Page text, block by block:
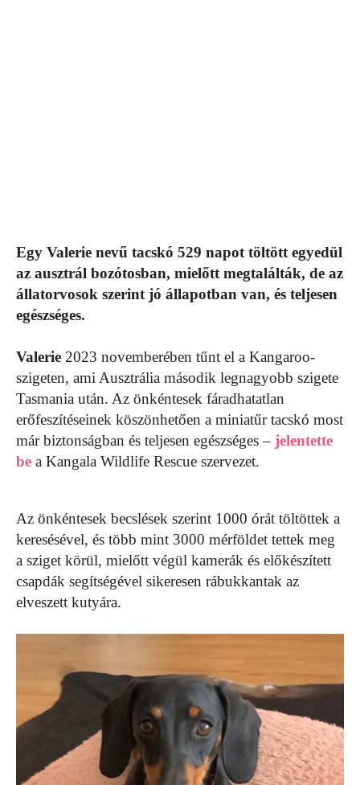
Egy Valerie nevű tacskó 529 napot töltött egyedül
az ausztrál bozótosban, mielőtt megtalálták, de az
állatorvosok szerint jó állapotban van, és teljesen
egészséges.
Valerie 2023 novemberében tűnt el a Kangaroo-
szigeten, ami Ausztrália második legnagyobb szigete
Tasmania után. Az önkéntesek fáradhatatlan
erőfeszítéseinek köszönhetően a miniatűr tacskó most
már biztonságban és teljesen egészséges – jelentette
be a Kangala Wildlife Rescue szervezet.
Az önkéntesek becslések szerint 1000 órát töltöttek a
keresésével, és több mint 3000 mérföldet tettek meg
a sziget körül, mielőtt végül kamerák és előkészített
csapdák segítségével sikeresen rábukkantak az
elveszett kutyára.